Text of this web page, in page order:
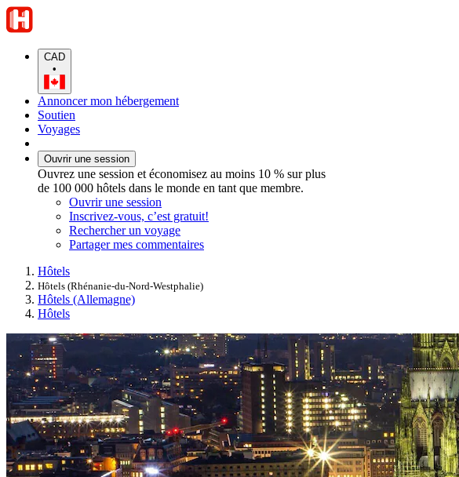
CAD
•
Annoncer mon hébergement
Soutien
Voyages
Ouvrir une session
Ouvrez une session et économisez au moins 10 % sur plus
de 100 000 hôtels dans le monde en tant que membre.
Ouvrir une session
Inscrivez-vous, c’est gratuit!
Rechercher un voyage
Partager mes commentaires
Hôtels
Hôtels (Rhénanie-du-Nord-Westphalie)
Hôtels (Allemagne)
Hôtels